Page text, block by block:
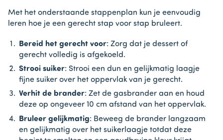
Met het onderstaande stappenplan kun je eenvoudig
leren hoe je een gerecht stap voor stap bruleert.
Bereid het gerecht voor: Zorg dat je dessert of
gerecht volledig is afgekoeld.
Strooi suiker: Strooi een dun en gelijkmatig laagje
fijne suiker over het oppervlak van je gerecht.
Verhit de brander: Zet de gasbrander aan en houd
deze op ongeveer 10 cm afstand van het oppervlak.
Bruleer gelijkmatig: Beweeg de brander langzaam
en gelijkmatig over het suikerlaagje totdat deze